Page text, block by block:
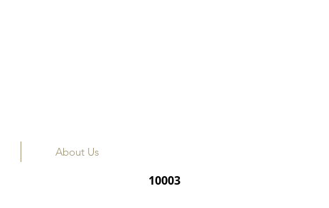
ALESSIEYES
10003
About Us